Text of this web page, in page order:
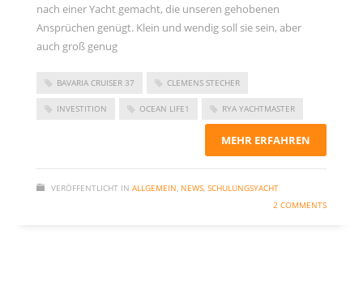
November 2023
September 2023
Mai 2023
März 2023
September 2022
Juni 2022
nach einer Yacht gemacht, die unseren gehobenen
Ansprüchen genügt. Klein und wendig soll sie sein, aber
auch groß genug
BAVARIA CRUISER 37 CLEMENS STECHER
INVESTITION OCEAN LIFE1 RYA YACHTMASTER
MEHR ERFAHREN
VERÖFFENTLICHT IN ALLGEMEIN, NEWS, SCHULUNGSYACHT
2 COMMENTS